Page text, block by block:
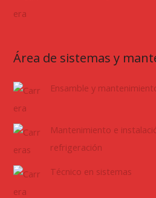
Área de sistemas y
Ensamble y
Mantenimiento e
refrigeración
Técnico en sistemas